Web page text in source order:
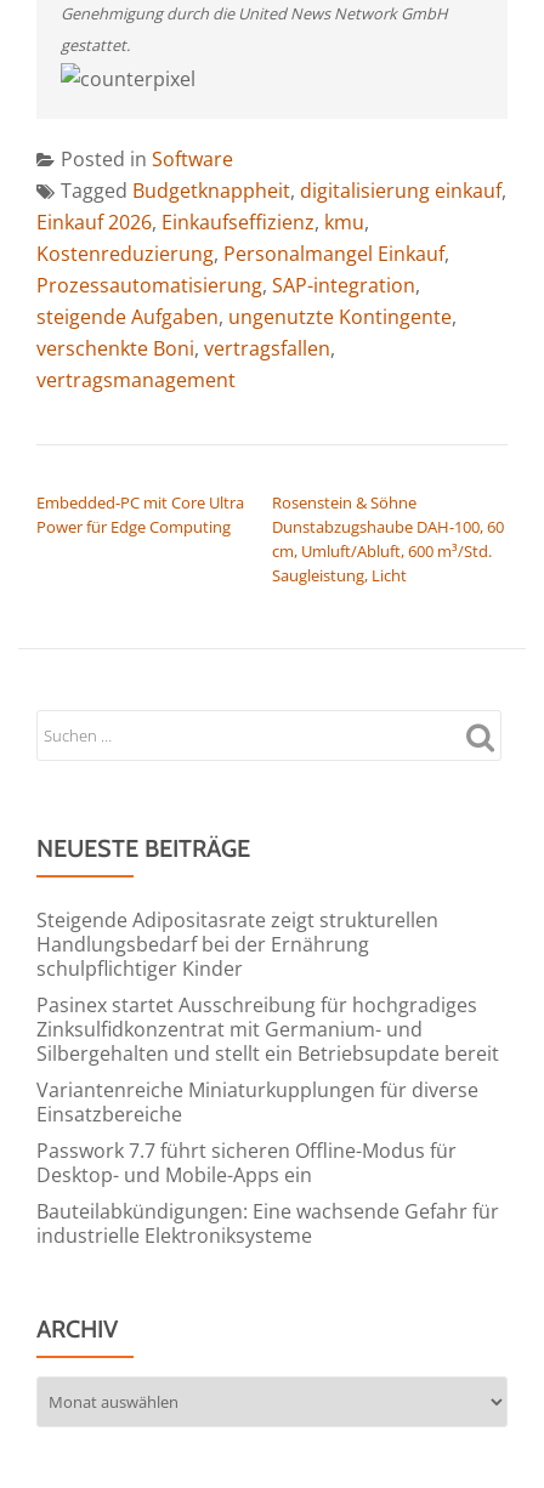
Genehmigung durch die United News Network GmbH
gestattet.
Posted in Software
Tagged Budgetknappheit, digitalisierung einkauf,
Einkauf 2026, Einkaufseffizienz, kmu,
Kostenreduzierung, Personalmangel Einkauf,
Prozessautomatisierung, SAP-integration,
steigende Aufgaben, ungenutzte Kontingente,
verschenkte Boni, vertragsfallen,
vertragsmanagement
Embedded-PC mit Core Ultra
Power für Edge Computing
Rosenstein & Söhne
Dunstabzugshaube DAH-100, 60
cm, Umluft/Abluft, 600 m³/Std.
Saugleistung, Licht
NEUESTE BEITRÄGE
Steigende Adipositasrate zeigt strukturellen
Handlungsbedarf bei der Ernährung
schulpflichtiger Kinder
Pasinex startet Ausschreibung für hochgradiges
Zinksulfidkonzentrat mit Germanium- und
Silbergehalten und stellt ein Betriebsupdate bereit
Variantenreiche Miniaturkupplungen für diverse
Einsatzbereiche
Passwork 7.7 führt sicheren Offline-Modus für
Desktop- und Mobile-Apps ein
Bauteilabkündigungen: Eine wachsende Gefahr für
industrielle Elektroniksysteme
ARCHIV